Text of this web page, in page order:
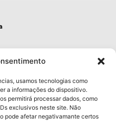
usamos tecnologias como
a informações do dispositivo.
permitirá processar dados, como
exclusivos neste site. Não
pode afetar negativamante certos
Pesquisa
Inovação
Bolsas